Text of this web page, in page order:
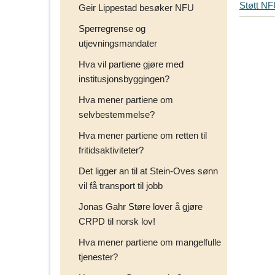
Geir Lippestad besøker NFU
Sperregrense og
utjevningsmandater
Hva vil partiene gjøre med
institusjonsbyggingen?
Hva mener partiene om
selvbestemmelse?
Hva mener partiene om retten til
fritidsaktiviteter?
Det ligger an til at Stein-Oves sønn
vil få transport til jobb
Jonas Gahr Støre lover å gjøre
CRPD til norsk lov!
Hva mener partiene om mangelfulle
tjenester?
p
Støtt